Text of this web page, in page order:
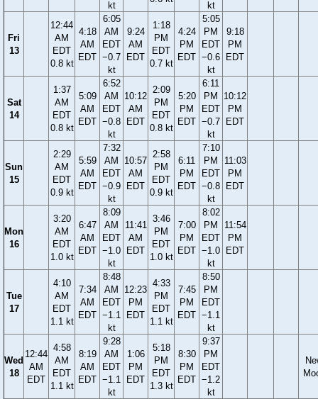
kt kt
Fri
13
12:44
AM
EDT
0.8 kt
4:18
AM
EDT
6:05
AM
EDT
−0.7
kt
9:24
AM
EDT
1:18
PM
EDT
0.7 kt
4:24
PM
EDT
5:05
PM
EDT
−0.6
kt
9:18
PM
EDT
Sat
14
1:37
AM
EDT
0.8 kt
5:09
AM
EDT
6:52
AM
EDT
−0.8
kt
10:12
AM
EDT
2:09
PM
EDT
0.8 kt
5:20
PM
EDT
6:11
PM
EDT
−0.7
kt
10:12
PM
EDT
Sun
15
2:29
AM
EDT
0.9 kt
5:59
AM
EDT
7:32
AM
EDT
−0.9
kt
10:57
AM
EDT
2:58
PM
EDT
0.9 kt
6:11
PM
EDT
7:10
PM
EDT
−0.8
kt
11:03
PM
EDT
Mon
16
3:20
AM
EDT
1.0 kt
6:47
AM
EDT
8:09
AM
EDT
−1.0
kt
11:41
AM
EDT
3:46
PM
EDT
1.0 kt
7:00
PM
EDT
8:02
PM
EDT
−1.0
kt
11:54
PM
EDT
Tue
17
4:10
AM
EDT
1.1 kt
7:34
AM
EDT
8:48
AM
EDT
−1.1
kt
12:23
PM
EDT
4:33
PM
EDT
1.1 kt
7:45
PM
EDT
8:50
PM
EDT
−1.1
kt
Wed
18
12:44
AM
EDT
4:58
AM
EDT
1.1 kt
8:19
AM
EDT
9:28
AM
EDT
−1.1
kt
1:06
PM
EDT
5:18
PM
EDT
1.3 kt
8:30
PM
EDT
9:37
PM
EDT
−1.2
kt